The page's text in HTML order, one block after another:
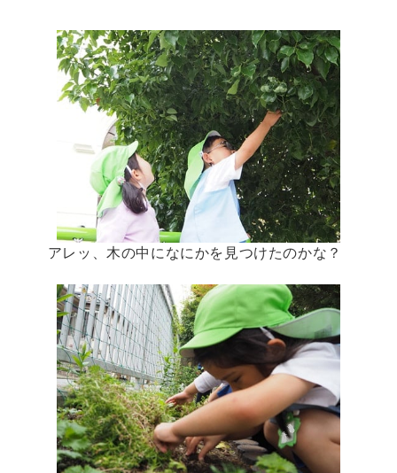
アレッ、木の中になにかを見つけたのかな？